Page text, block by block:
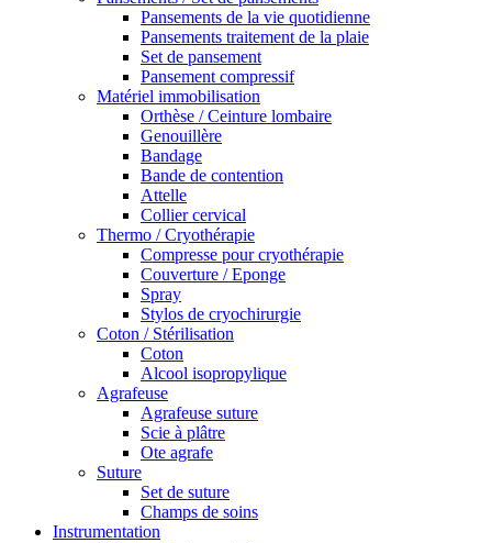
Pansements de la vie quotidienne
Pansements traitement de la plaie
Set de pansement
Pansement compressif
Matériel immobilisation
Orthèse / Ceinture lombaire
Genouillère
Bandage
Bande de contention
Attelle
Collier cervical
Thermo / Cryothérapie
Compresse pour cryothérapie
Couverture / Eponge
Spray
Stylos de cryochirurgie
Coton / Stérilisation
Coton
Alcool isopropylique
Agrafeuse
Agrafeuse suture
Scie à plâtre
Ote agrafe
Suture
Set de suture
Champs de soins
Instrumentation